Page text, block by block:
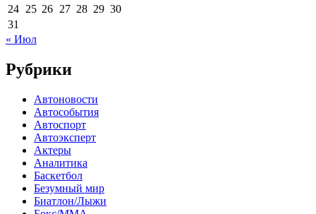
24 25 26 27 28 29 30
31
« Июл
Рубрики
Автоновости
Автособытия
Автоспорт
Автоэксперт
Актеры
Аналитика
Баскетбол
Безумный мир
Биатлон/Лыжи